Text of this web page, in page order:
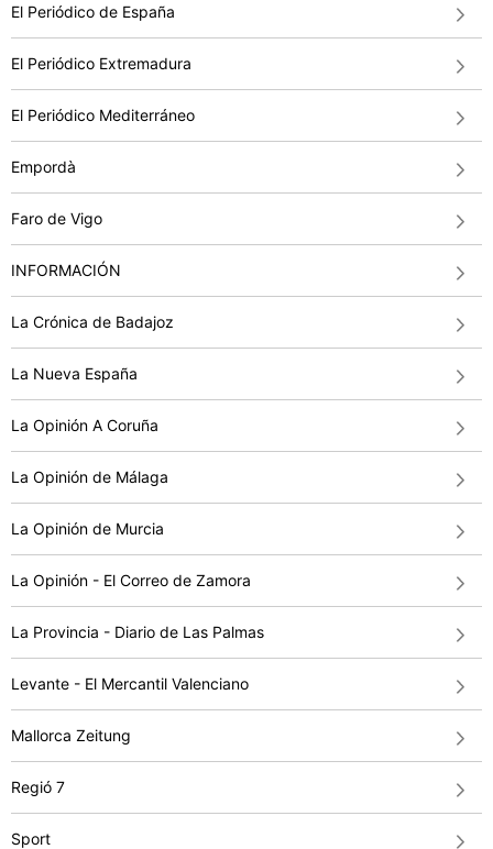
El Periódico de España
El Periódico Extremadura
El Periódico Mediterráneo
Empordà
Faro de Vigo
INFORMACIÓN
La Crónica de Badajoz
La Nueva España
La Opinión A Coruña
La Opinión de Málaga
La Opinión de Murcia
La Opinión - El Correo de Zamora
La Provincia - Diario de Las Palmas
Levante - El Mercantil Valenciano
Mallorca Zeitung
Regió 7
Sport